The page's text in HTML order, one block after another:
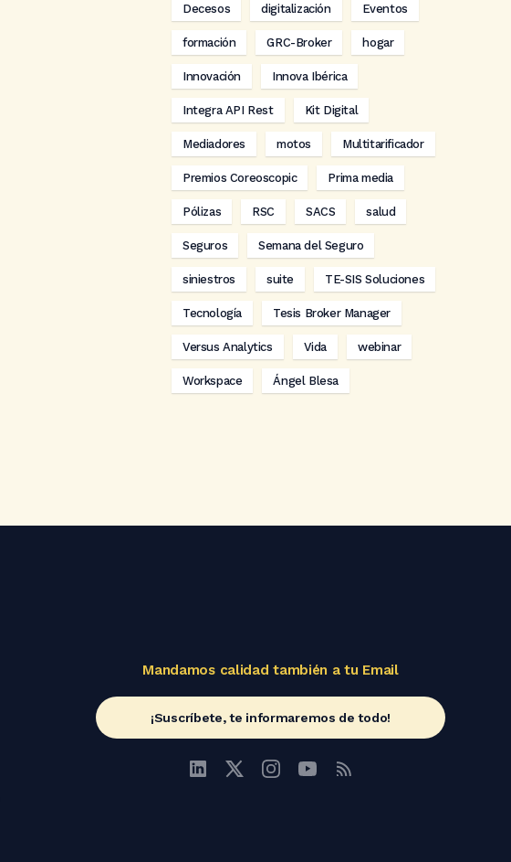
Decesos digitalización Eventos
formación GRC-Broker hogar
Innovación Innova Ibérica
Integra API Rest Kit Digital
Mediadores motos Multitarificador
Premios Coreoscopic Prima media
Pólizas RSC SACS salud
Seguros Semana del Seguro
siniestros suite TE-SIS Soluciones
Tecnología Tesis Broker Manager
Versus Analytics Vida webinar
Workspace Ángel Blesa
Mandamos calidad también a tu Email
¡Suscríbete, te informaremos de todo!